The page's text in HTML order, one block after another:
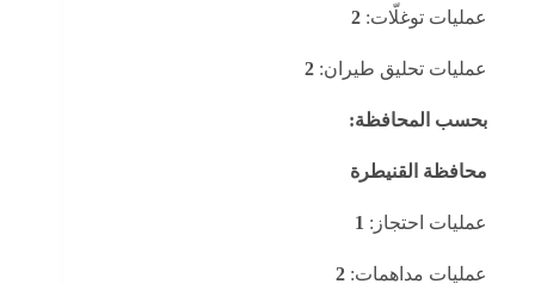
عمليات توغلّات: 2
عمليات تحليق طيران: 2
بحسب المحافظة:
محافظة القنيطرة
عمليات احتجاز: 1
عمليات مداهمات: 2